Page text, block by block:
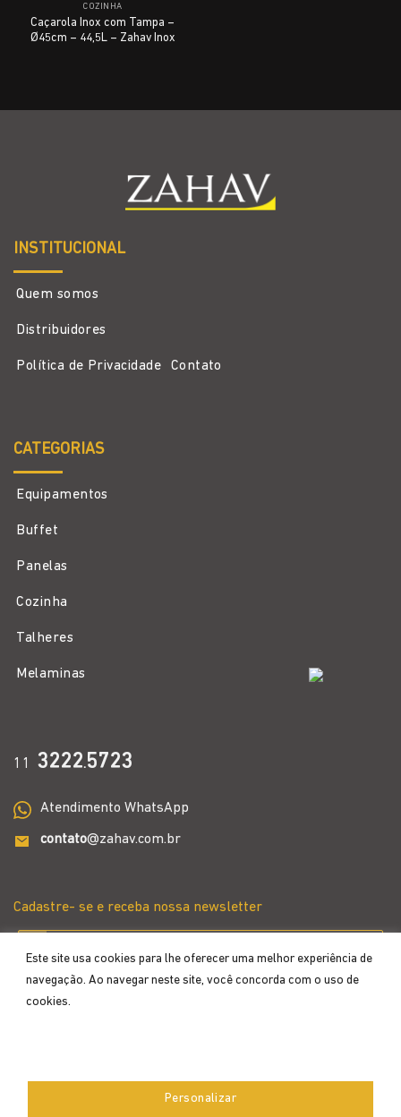
Este site usa cookies para lhe oferecer uma melhor experiência de
navegação. Ao navegar neste site, você concorda com o uso de
cookies.
Personalizar
COZINHA
Caçarola Inox com Tampa –
Ø45cm – 44,5L – Zahav Inox
INSTITUCIONAL
Quem somos
Distribuidores
Política de Privacidade Contato
CATEGORIAS
Equipamentos
Buffet
Panelas
Cozinha
Talheres
Melaminas
11 3222.5723
Atendimento WhatsApp
contato@zahav.com.br
Cadastre- se e receba nossa newsletter